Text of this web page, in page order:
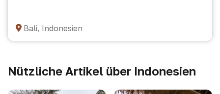
Bali, Indonesien
Nützliche Artikel über Indonesien